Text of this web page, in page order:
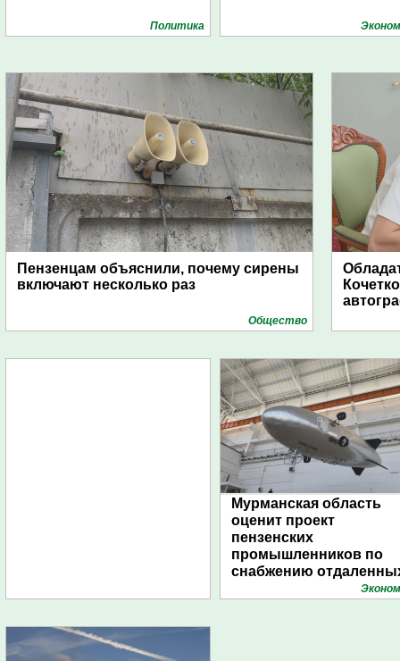
Политика
Пензенцам объяснили, почему сирены
включают несколько раз
Общество
Мурманская область
оценит проект
пензенских
промышленников по
снабжению
поселений с помощью